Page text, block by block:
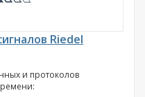
Riedel
и протоколов